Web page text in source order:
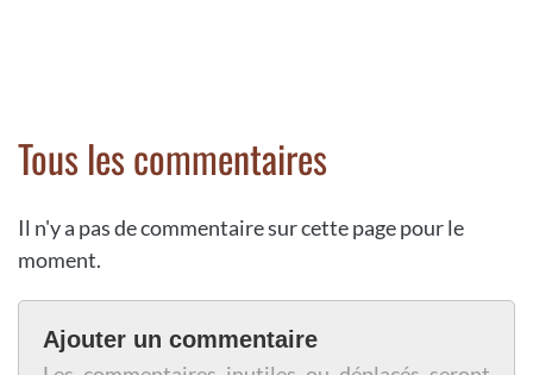
Tous les commentaires
Il n'y a pas de commentaire sur cette page pour le
moment.
Ajouter un commentaire